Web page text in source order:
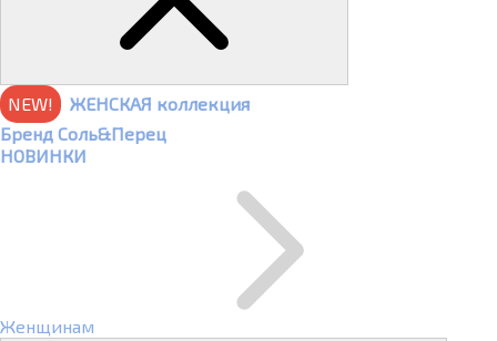
NEW!
ЖЕНСКАЯ коллекция
Бренд Соль&Перец
НОВИНКИ
Женщинам